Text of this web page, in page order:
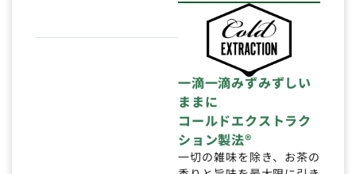
一滴一滴みずみずしい
ままに
コールドエクストラク
ション製法®
一切の雑味を除き、お茶の